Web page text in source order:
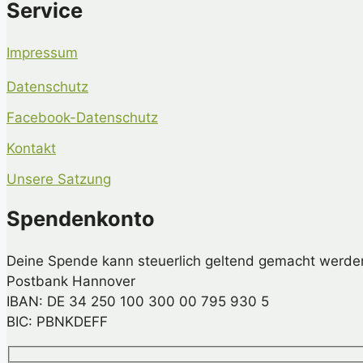
Service
Impressum
Datenschutz
Facebook-Datenschutz
Kontakt
Unsere Satzung
Spendenkonto
Deine Spende kann steuerlich geltend gemacht
Postbank Hannover
IBAN: DE 34 250 100 300 00 795 930 5
BIC: PBNKDEFF